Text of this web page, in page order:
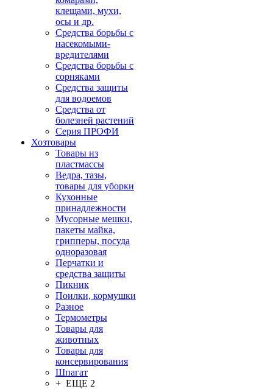
клещами, мухи,
осы и др.
Средства борьбы с
насекомыми-
вредителями
Средства борьбы с
сорняками
Средства защиты
для водоемов
Средства от
болезней растений
Серия ПРОФИ
Хозтовары
Товары из
пластмассы
Ведра, тазы,
товары для уборки
Кухонные
принадлежности
Мусорные мешки,
пакеты майка,
грипперы, посуда
одноразовая
Перчатки и
средства защиты
Пикник
Поилки, кормушки
Разное
Термометры
Товары для
животных
Товары для
консервирования
Шпагат
+ ЕЩЕ 2